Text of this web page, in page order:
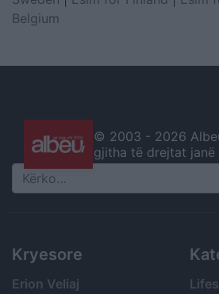
Belgium
© 2003 - 2026
gjitha të drejtat janë
Search
Kryesore
Erion Veliaj